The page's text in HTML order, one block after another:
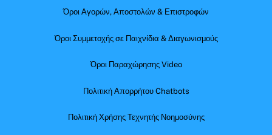
Όροι Αγορών, Αποστολών & Επιστροφών
Όροι Συμμετοχής σε Παιχνίδια & Διαγωνισμούς
Όροι Παραχώρησης Video
Πολιτική Απορρήτου Chatbots
Πολιτική Χρήσης Τεχνητής Νοημοσύνης